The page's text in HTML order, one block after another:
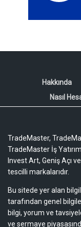
Hakkında
Nasıl
TradeMaster,
TradeMaster İş
Invest Art, Geniş Açı
tescilli markalarıdır.
Bu sitede yer alan
tarafından genel
bilgi, yorum ve
ve sermaye